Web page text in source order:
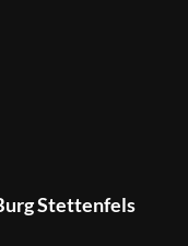
Stettenfels